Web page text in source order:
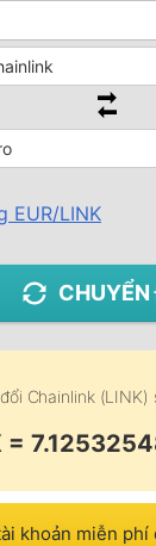
EUR/LINK
CHUYỂN
Chainlink (LINK)
=
khoản miễn phí